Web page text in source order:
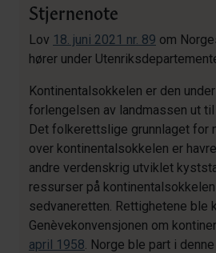
Stjernenote
Lov 18. juni 2021 nr. 89 om
hører under
Kontinentalsokkelen er den
forlengelsen av landmassen ut
Det folkerettslige grunnlaget for
over kontinentalsokkelen er
andre verdenskrig utviklet
ressurser på
sedvaneretten. Rettighetene ble
Genèvekonvensjonen om
april 1958. Norge ble part i